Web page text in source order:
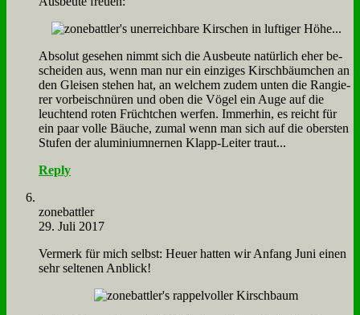
Ab­so­lut ge­se­hen nimmt sich die Aus­beu­te na­tür­lich eher be­
schei­den aus, wenn man nur ein ein­zi­ges Kirsch­bäum­chen an
den Glei­sen ste­hen hat, an wel­chem zu­dem un­ten die Ran­gie­
rer vor­bei­schnü­ren und oben die Vö­gel ein Au­ge auf die
leuch­tend ro­ten Frücht­chen wer­fen. Im­mer­hin, es reicht für
ein paar vol­le Bäu­che, zu­mal wenn man sich auf die ober­sten
Stu­fen der alu­mi­ni­um­ner­nen Klapp-Lei­ter traut...
Reply
zone­batt­ler
29. Juli 2017
Ver­merk für mich selbst: Heu­er hat­ten wir An­fang Ju­ni ei­nen
sehr sel­te­nen An­blick!